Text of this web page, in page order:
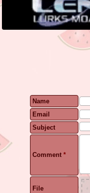
Name
Email
Subject
Comment *
File